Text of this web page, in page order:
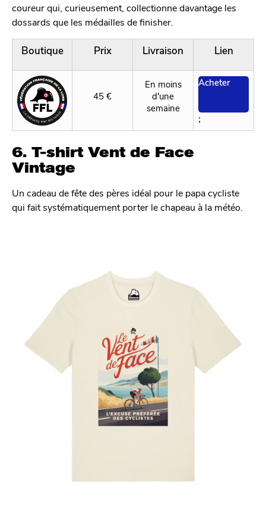
coureur qui, curieusement, collectionne davantage les
dossards que les médailles de finisher.
Boutique Prix Livraison Lien
45 €
En moins
d'une
semaine
Acheter
;
6. T-shirt Vent de Face
Vintage
Un cadeau de fête des pères idéal pour le papa cycliste
qui fait systématiquement porter le chapeau à la météo.